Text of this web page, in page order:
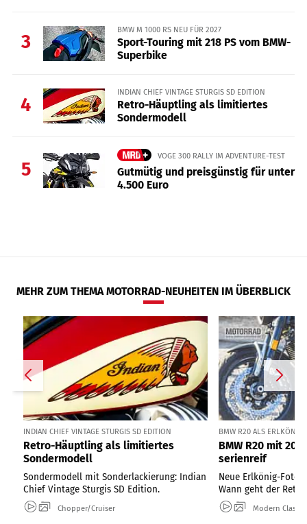
3
BMW M 1000 RS NEU FÜR 2027
Sport-Touring mit 218 PS vom BMW-
Superbike
4
INDIAN CHIEF VINTAGE STURGIS SD EDITION
Retro-Häuptling als limitiertes
Sondermodell
5
VOGE 300 RALLY IM ADVENTURE-TEST
Gutmütig und preisgünstig für unter
4.500 Euro
MEHR ZUM THEMA MOTORRAD-NEUHEITEN IM ÜBERBLICK
INDIAN CHIEF VINTAGE STURGIS SD EDITION
Retro-Häuptling als limitiertes
Sondermodell
Sondermodell mit Sonderlackierung: Indian
Chief Vintage Sturgis SD Edition.
Chopper/Cruiser
BMW R20 ALS ERLKÖNIG
BMW R20 mit
serienreif
Neue Erlkönig-Fotos
Wann geht der
Modern Classic